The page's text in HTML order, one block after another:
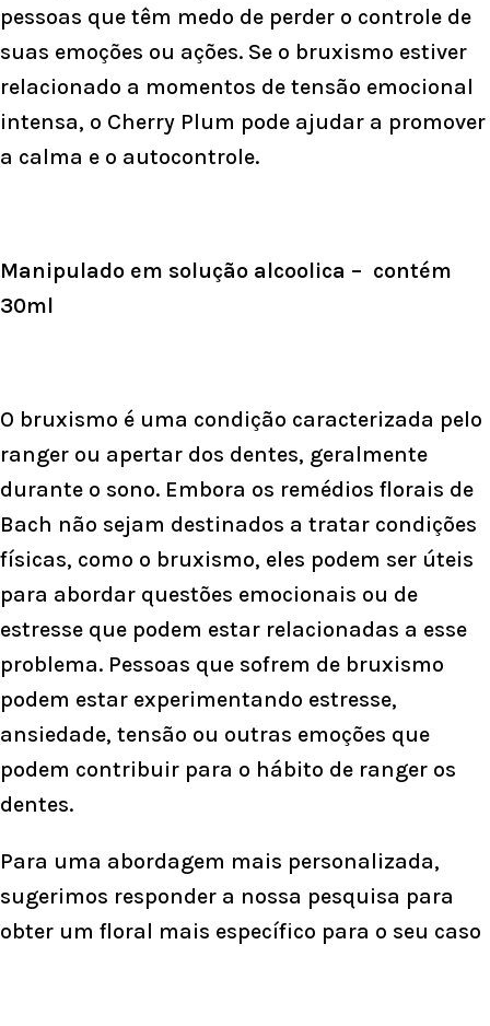
pessoas que têm medo de perder o controle de
suas emoções ou ações. Se o bruxismo estiver
relacionado a momentos de tensão emocional
intensa, o Cherry Plum pode ajudar a promover
a calma e o autocontrole.
Manipulado em solução alcoolica – contém
30ml
O bruxismo é uma condição caracterizada pelo
ranger ou apertar dos dentes, geralmente
durante o sono. Embora os remédios florais de
Bach não sejam destinados a tratar condições
físicas, como o bruxismo, eles podem ser úteis
para abordar questões emocionais ou de
estresse que podem estar relacionadas a esse
problema. Pessoas que sofrem de bruxismo
podem estar experimentando estresse,
ansiedade, tensão ou outras emoções que
podem contribuir para o hábito de ranger os
dentes.
Para uma abordagem mais personalizada,
sugerimos responder a nossa pesquisa para
obter um floral mais específico para o seu caso